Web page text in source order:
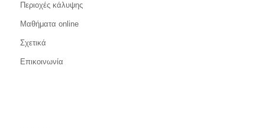
Περιοχές κάλυψης
Μαθήματα online
Σχετικά
Επικοινωνία